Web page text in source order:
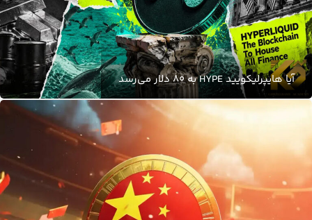
آیا هایپرلیکویید HYPE به 80 دلار می‌رسد